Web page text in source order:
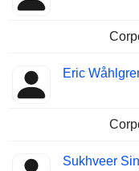
Eric
Sukhveer